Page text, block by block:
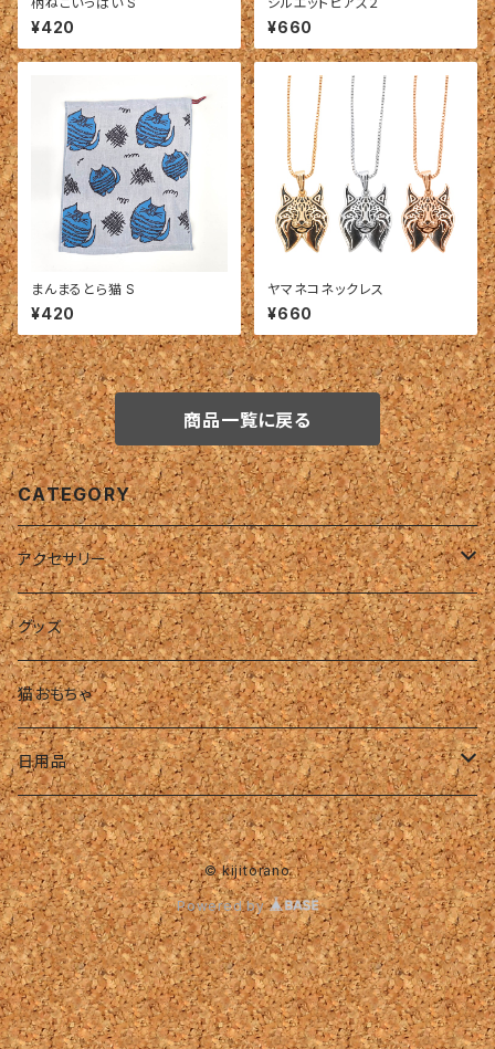
¥420 ¥660
まんまるとら猫 S
¥420
ヤマネコネックレス
¥660
商品一覧に戻る
CATEGORY
アクセサリー
リング
ピアス・イヤリング
ネックレス
ハンドメイド・パーツ
グッズ
猫おもちゃ
日用品
タオル
ハンドタオル
フェイスタオル
© kijitorano
Powered by